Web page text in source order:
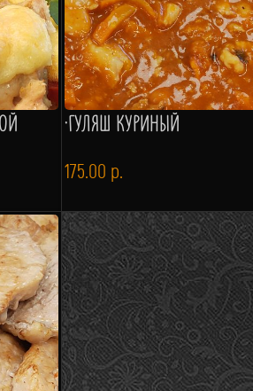
·ГУЛЯШ КУРИНЫЙ
175.00 р.